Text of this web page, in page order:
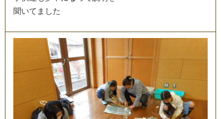
聞いて ま した